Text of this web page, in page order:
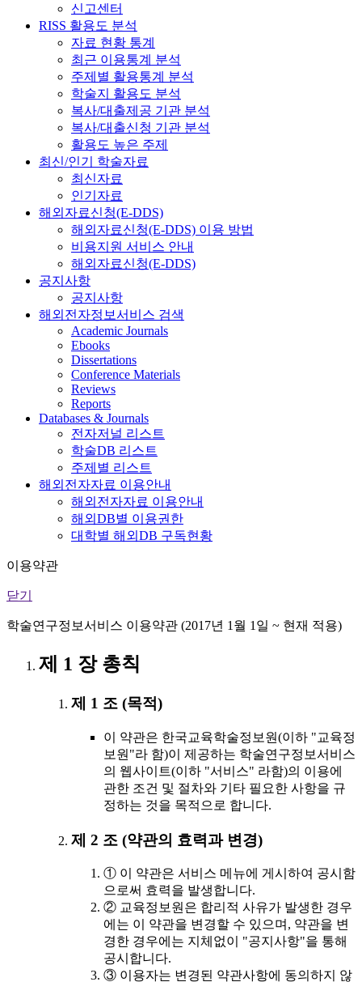
신고센터
RISS 활용도 분석
자료 현황 통계
최근 이용통계 분석
주제별 활용통계 분석
학술지 활용도 분석
복사/대출제공 기관 분석
복사/대출신청 기관 분석
활용도 높은 주제
최신/인기 학술자료
최신자료
인기자료
해외자료신청(E-DDS)
해외자료신청(E-DDS) 이용 방법
비용지원 서비스 안내
해외자료신청(E-DDS)
공지사항
공지사항
해외전자정보서비스 검색
Academic Journals
Ebooks
Dissertations
Conference Materials
Reviews
Reports
Databases & Journals
전자저널 리스트
학술DB 리스트
주제별 리스트
해외전자자료 이용안내
해외전자자료 이용안내
해외DB별 이용권한
대학별 해외DB 구독현황
이용약관
닫기
학술연구정보서비스 이용약관 (2017년 1월 1일 ~ 현재 적용)
제 1 장 총칙
제 1 조 (목적)
이 약관은 한국교육학술정보원(이하 "교육정
보원"라 함)이 제공하는 학술연구정보서비스
의 웹사이트(이하 "서비스" 라함)의 이용에
관한 조건 및 절차와 기타 필요한 사항을 규
정하는 것을 목적으로 합니다.
제 2 조 (약관의 효력과 변경)
① 이 약관은 서비스 메뉴에 게시하여 공시함
으로써 효력을 발생합니다.
② 교육정보원은 합리적 사유가 발생한 경우
에는 이 약관을 변경할 수 있으며, 약관을 변
경한 경우에는 지체없이 "공지사항"을 통해
공시합니다.
③ 이용자는 변경된 약관사항에 동의하지 않